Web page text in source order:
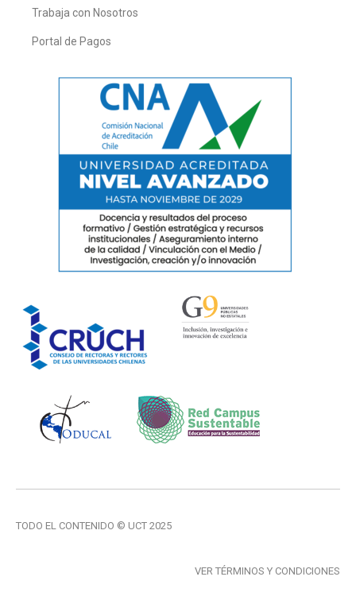
Trabaja con Nosotros
Portal de Pagos
TODO EL CONTENIDO © UCT 2025
VER TÉRMINOS Y CONDICIONES